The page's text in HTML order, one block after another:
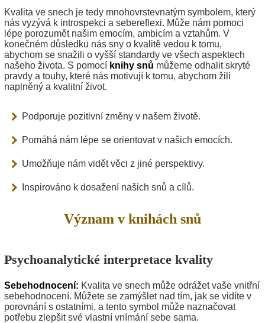
Kvalita ve snech je tedy mnohovrstevnatým symbolem, který
nás vyzývá k introspekci a sebereflexi. Může nám pomoci
lépe porozumět našim emocím, ambicím a vztahům. V
konečném důsledku nás sny o kvalitě vedou k tomu,
abychom se snažili o vyšší standardy ve všech aspektech
našeho života. S pomocí knihy snů můžeme odhalit skryté
pravdy a touhy, které nás motivují k tomu, abychom žili
naplněný a kvalitní život.
Podporuje pozitivní změny v našem životě.
Pomáhá nám lépe se orientovat v našich emocích.
Umožňuje nám vidět věci z jiné perspektivy.
Inspirováno k dosažení našich snů a cílů.
Význam v knihách snů
Psychoanalytické interpretace kvality
Sebehodnocení: Kvalita ve snech může odrážet vaše vnitřní
sebehodnocení. Můžete se zamýšlet nad tím, jak se vidíte v
porovnání s ostatními, a tento symbol může naznačovat
potřebu zlepšit své vlastní vnímání sebe sama.